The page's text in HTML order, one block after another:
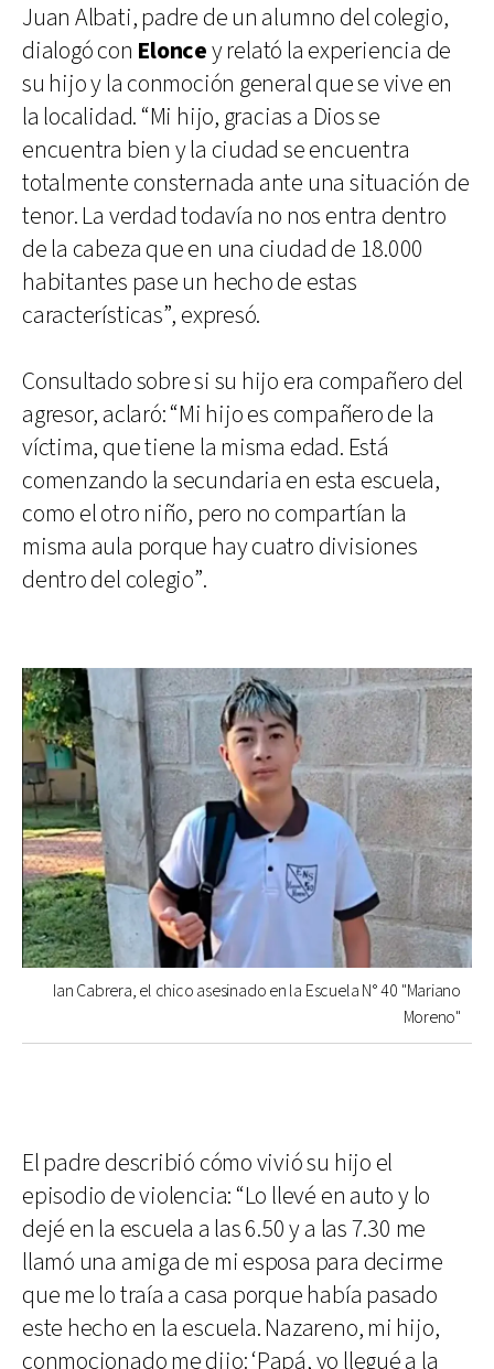
Juan Albati, padre de un alumno del colegio,
dialogó con Eloncey relató la experiencia de
su hijo y la conmoción general que se vive en
la localidad. “Mi hijo, gracias a Dios se
encuentra bien y la ciudad se encuentra
totalmente consternada ante una situación de
tenor. La verdad todavía no nos entra dentro
de la cabeza que en una ciudad de 18.000
habitantes pase un hecho de estas
características”, expresó.
Consultado sobre si su hijo era compañero del
agresor, aclaró: “Mi hijo es compañero de la
víctima, que tiene la misma edad. Está
comenzando la secundaria en esta escuela,
como el otro niño, pero no compartían la
misma aula porque hay cuatro divisiones
dentro del colegio”.
Ian Cabrera, el chico asesinado en la Escuela N° 40 "Mariano
Moreno"
El padre describió cómo vivió su hijo el
episodio de violencia: “Lo llevé en auto y lo
dejé en la escuela a las 6.50 y a las 7.30 me
llamó una amiga de mi esposa para decirme
que me lo traía a casa porque había pasado
este hecho en la escuela. Nazareno, mi hijo,
conmocionado me dijo: ‘Papá, yo llegué a la